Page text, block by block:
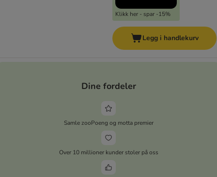
Klikk her - spar -15%
Legg i handlekurv
Dine fordeler
Samle zooPoeng og motta premier
Over 10 millioner kunder stoler på oss